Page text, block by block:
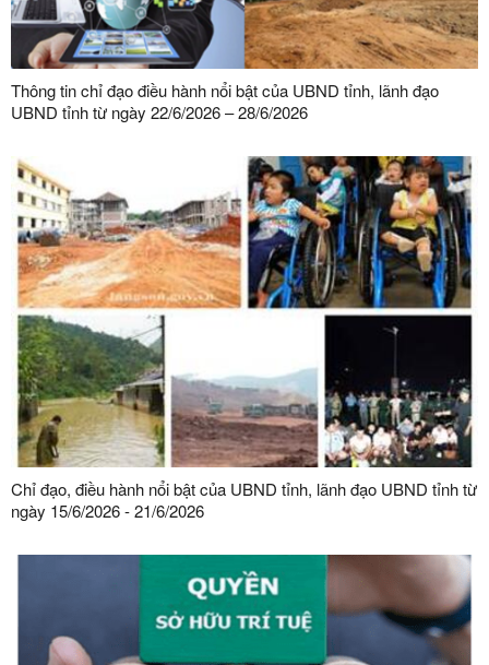
Thông tin chỉ đạo điều hành nổi bật của UBND tỉnh, lãnh đạo
UBND tỉnh từ ngày 22/6/2026 – 28/6/2026
Chỉ đạo, điều hành nổi bật của UBND tỉnh, lãnh đạo UBND tỉnh từ
ngày 15/6/2026 - 21/6/2026